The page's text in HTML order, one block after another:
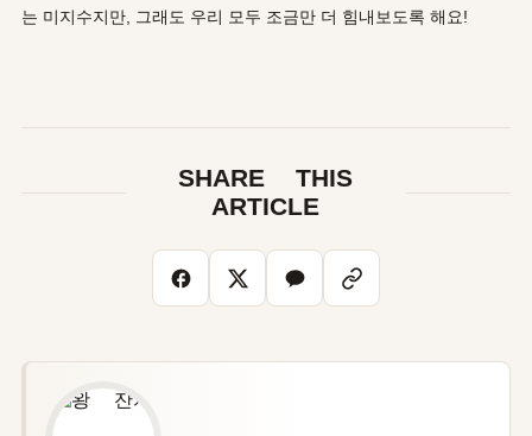
는 미지수지만, 그래도 우리 모두 조금만 더 힘내보도록 해요!
SHARE THIS
ARTICLE